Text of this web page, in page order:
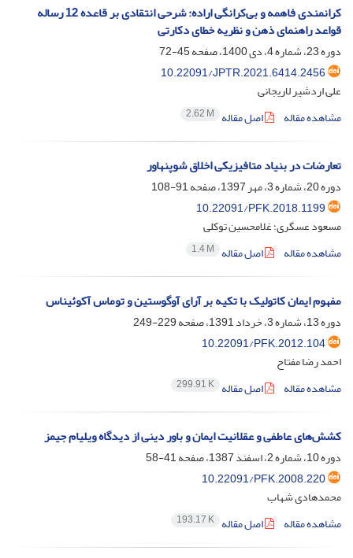
کرانمندی فاهمه و بی‌کرانگی اراده: شرحی انتقادی بر قاعده 12 رساله
قواعد راهنمای ذهن و نظریه خطای دکارتی
دوره 23، شماره 4، دی 1400، صفحه
45-72
10.22091/JPTR.2021.6414.2456
علی اردشیر لاریجانی
مشاهده مقاله
اصل مقاله 2.62 M
تعارضات در بنیاد متافیزیکی اخلاق شوپنهاور
دوره 20، شماره 3، مهر 1397، صفحه
91-108
10.22091/PFK.2018.1199
مسعود عسگری؛ غلامحسین توکلی
مشاهده مقاله
اصل مقاله 1.4 M
مفهوم ایمان کاتولیک با تکیه بر آرای آوگوستین و توماس آکوئیناس
دوره 13، شماره 3، خرداد 1391، صفحه
229-249
10.22091/PFK.2012.104
احمد رضا مفتاح
مشاهده مقاله
اصل مقاله 299.91 K
کشش‌های عاطفی و عقلانیت ایمان و باور دینی از دیدگاه ویلیام جیمز
دوره 10، شماره 2، اسفند 1387، صفحه
41-58
10.22091/PFK.2008.220
محمد‌هادی شهاب
مشاهده مقاله
اصل مقاله 193.17 K